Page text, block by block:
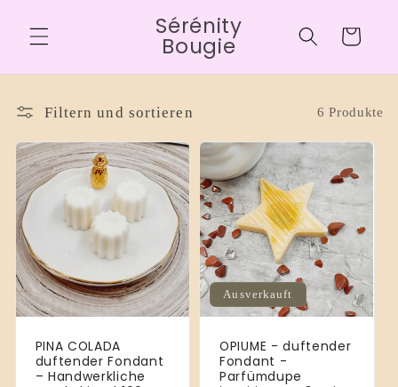
Inhalt
Sérénity
Bougie Warenkorb
Filtern und sortieren 6 Produkte
PINA COLADA
duftender Fondant
– Handwerkliche
Ausverkauft
OPIUME - duftender
Fondant -
Parfümdupe